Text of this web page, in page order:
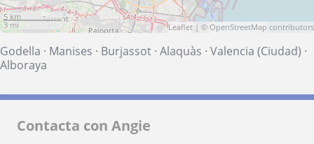
5 km
3 mi
Leaflet | © OpenStreetMap contributors
Godella · Manises · Burjassot · Alaquàs · Valencia (Ciudad) ·
Alboraya
Contacta con Angie